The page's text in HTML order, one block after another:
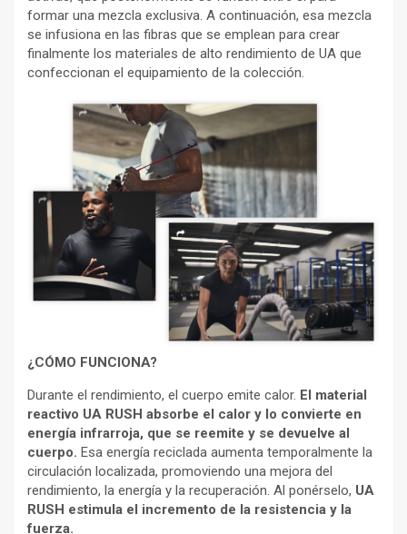
formar una mezcla exclusiva. A continuación, esa mezcla
se infusiona en las fibras que se emplean para crear
finalmente los materiales de alto rendimiento de UA que
confeccionan el equipamiento de la colección.
¿CÓMO FUNCIONA?
Durante el rendimiento, el cuerpo emite calor. El material
reactivo UA RUSH absorbe el calor y lo convierte en
energía infrarroja, que se reemite y se devuelve al
cuerpo. Esa energía reciclada aumenta temporalmente la
circulación localizada, promoviendo una mejora del
rendimiento, la energía y la recuperación. Al ponérselo, UA
RUSH estimula el incremento de la resistencia y la
fuerza.